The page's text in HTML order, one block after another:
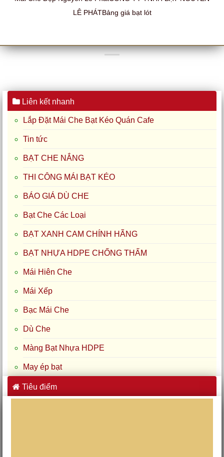
LÊ PHÁTBảng giá bạt lót
Liên kết nhanh
Lắp Đặt Mái Che Bạt Kéo Quán Cafe
Tin tức
BẠT CHE NẮNG
THI CÔNG MÁI BẠT KÉO
BÁO GIÁ DÙ CHE
Bạt Che Các Loại
BẠT XANH CAM CHÍNH HÃNG
BẠT NHỰA HDPE CHỐNG THẤM
Mái Hiên Che
Mái Xếp
Bạc Mái Che
Dù Che
Màng Bạt Nhựa HDPE
May ép bạt
Tiêu điểm